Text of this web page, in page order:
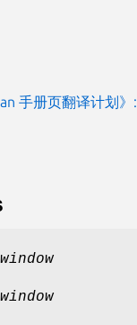
手册页翻译计划》:
window
window